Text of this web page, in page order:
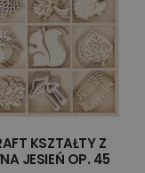
KSZTAŁTY Z
JESIEŃ OP. 45